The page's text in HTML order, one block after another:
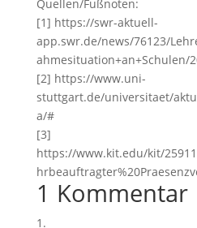
Quellen/Fußnoten:
[1] https://swr-aktuell-
app.swr.de/news/76123/
ahmesituation+an+Schulen/
[2] https://www.uni-
stuttgart.de/universitaet/
a/#
[3]
https://www.kit.edu/kit/
1 Kommentar